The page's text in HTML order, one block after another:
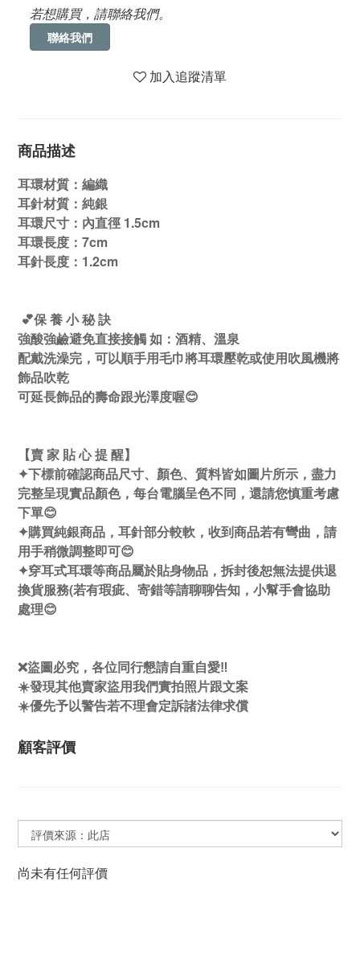
若想購買，請聯絡我們。
聯絡我們
加入追蹤清單
商品描述
耳環材質：編織
耳針材質：純銀
耳環尺寸：內直徑 1.5cm
耳環長度：7cm
耳針長度：1.2cm
💕保 養 小 秘 訣
強酸強鹼避免直接接觸 如：酒精、溫泉
配戴洗澡完，可以順手用毛巾將耳環壓乾或使用吹風機將
飾品吹乾
可延長飾品的壽命跟光澤度喔😊
【賣 家 貼 心 提 醒】
✦下標前確認商品尺寸、顏色、質料皆如圖片所示，盡力
完整呈現實品顏色，每台電腦呈色不同，還請您慎重考慮
下單😊
✦購買純銀商品，耳針部分較軟，收到商品若有彎曲，請
用手稍微調整即可😊
✦穿耳式耳環等商品屬於貼身物品，拆封後恕無法提供退
換貨服務(若有瑕疵、寄錯等請聊聊告知，小幫手會協助
處理😊
❌盜圖必究，各位同行懇請自重自愛‼️
☀️發現其他賣家盜用我們實拍照片跟文案
☀️優先予以警告若不理會定訴諸法律求償
顧客評價
尚未有任何評價